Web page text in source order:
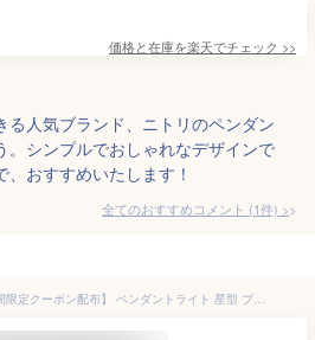
価格と在庫を楽天でチェック >>
る人気ブランド、ニトリのペンダン
。シンプルでおしゃれなデザインで
おすすめいたします！
全てのおすすめコメント (1件) >
【最大2,000円OFF！期間限定クーポン配布】 ペンダントライト 星型 ブラック 1灯 E26 ガラスシェード 照明器具 間接照明 天井照明 吊り下げ キッチン 寝室 玄関 トイレ ダイニング 食卓 ベッドルーム 吹き抜け 階段 トイレ 店舗 アンティーク レトロ おしゃれ 北欧 星 星形